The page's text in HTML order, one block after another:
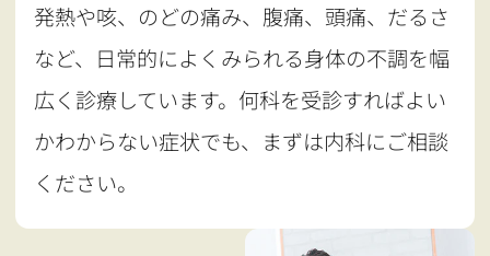
発熱や咳、のどの痛み、腹痛、頭痛、だるさ
など、日常的によくみられる身体の不調を幅
広く診療しています。何科を受診すればよい
かわからない症状でも、まずは内科にご相談
ください。